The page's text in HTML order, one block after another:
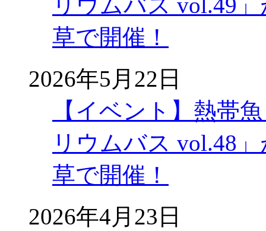
草で開催！
2026年5月22日
【イベント】熱帯
リウムバス vol.48
草で開催！
2026年4月23日